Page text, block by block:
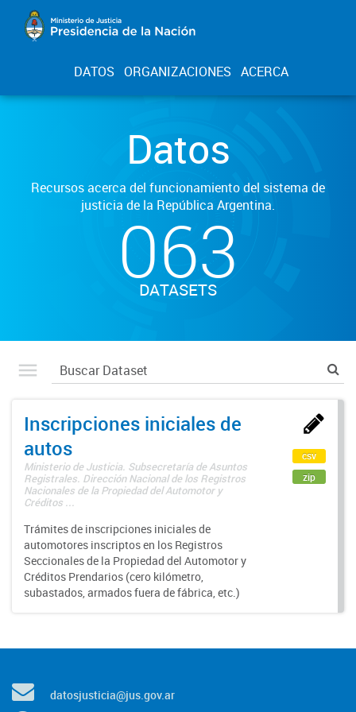
DATOS ORGANIZACIONES ACERCA
Datos
Recursos acerca del funcionamiento del sistema de
justicia de la República Argentina.
063
DATASETS
Inscripciones iniciales de
autos
Ministerio de Justicia. Subsecretaría de Asuntos
Registrales. Dirección Nacional de los Registros
Nacionales de la Propiedad del Automotor y
Créditos ...
Trámites de inscripciones iniciales de
automotores inscriptos en los Registros
Seccionales de la Propiedad del Automotor y
Créditos Prendarios (cero kilómetro,
subastados, armados fuera de fábrica, etc.)
csv
zip
datosjusticia@jus.gov.ar